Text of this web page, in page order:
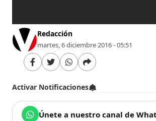
Redacción
martes, 6 diciembre 2016 - 05:51
Activar Notificaciones
Únete a nuestro canal de